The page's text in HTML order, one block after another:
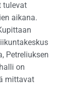
tulevat
aikana.
Petreliuksen
on
mittavat